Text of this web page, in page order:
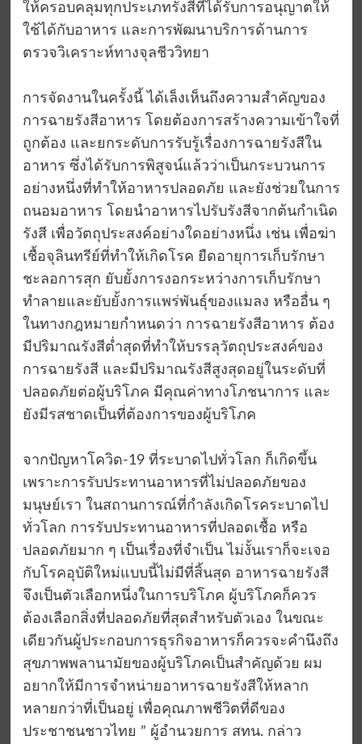
ให้ครอบคลุมทุกประเภทรังสีที่ได้รับการอนุญาตให้
ใช้ได้กับอาหาร และการพัฒนาบริการด้านการ
ตรวจวิเคราะห์ทางจุลชีววิทยา
การจัดงานในครั้งนี้ ได้เล็งเห็นถึงความสำคัญของ
การฉายรังสีอาหาร โดยต้องการสร้างความเข้าใจที่
ถูกต้อง และยกระดับการรับรู้เรื่องการฉายรังสีใน
อาหาร ซึ่งได้รับการพิสูจน์แล้วว่าเป็นกระบวนการ
อย่างหนึ่งที่ทำให้อาหารปลอดภัย และยังช่วยในการ
ถนอมอาหาร โดยนำอาหารไปรับรังสีจากต้นกำเนิด
รังสี เพื่อวัตถุประสงค์อย่างใดอย่างหนึ่ง เช่น เพื่อฆ่า
เชื้อจุลินทรีย์ที่ทำให้เกิดโรค ยืดอายุการเก็บรักษา
ชะลอการสุก ยับยั้งการงอกระหว่างการเก็บรักษา
ทำลายและยับยั้งการแพร่พันธุ์ของแมลง หรืออื่น ๆ
ในทางกฎหมายกำหนดว่า การฉายรังสีอาหาร ต้อง
มีปริมาณรังสีต่ำสุดที่ทำให้บรรลุวัตถุประสงค์ของ
การฉายรังสี และมีปริมาณรังสีสูงสุดอยู่ในระดับที่
ปลอดภัยต่อผู้บริโภค มีคุณค่าทางโภชนาการ และ
ยังมีรสชาดเป็นที่ต้องการของผู้บริโภค
จากปัญหาโควิด-19 ที่ระบาดไปทั่วโลก ก็เกิดขึ้น
เพราะการรับประทานอาหารที่ไม่ปลอดภัยของ
มนุษย์เรา ในสถานการณ์ที่กำลังเกิดโรคระบาดไป
ทั่วโลก การรับประทานอาหารที่ปลอดเชื้อ หรือ
ปลอดภัยมาก ๆ เป็นเรื่องที่จำเป็น ไม่งั้นเราก็จะเจอ
กับโรคอุบัติใหม่แบบนี้ไม่มีที่สิ้นสุด อาหารฉายรังสี
จึงเป็นตัวเลือกหนึ่งในการบริโภค ผู้บริโภคก็ควร
ต้องเลือกสิ่งที่ปลอดภัยที่สุดสำหรับตัวเอง ในขณะ
เดียวกันผู้ประกอบการธุรกิจอาหารก็ควรจะคำนึงถึง
สุขภาพพลานามัยของผู้บริโภคเป็นสำคัญด้วย ผม
อยากให้มีการจำหน่ายอาหารฉายรังสีให้หลาก
หลายกว่าที่เป็นอยู่ เพื่อคุณภาพชีวิตที่ดีของ
ประชาชนชาวไทย ” ผู้อำนวยการ สทน. กล่าว